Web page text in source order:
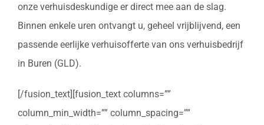
onze verhuisdeskundige er direct mee aan de slag.
Binnen enkele uren ontvangt u, geheel vrijblijvend, een
passende eerlijke verhuisofferte van ons verhuisbedrijf
in Buren (GLD).
[/fusion_text][fusion_text columns=””
column_min_width=”” column_spacing=””